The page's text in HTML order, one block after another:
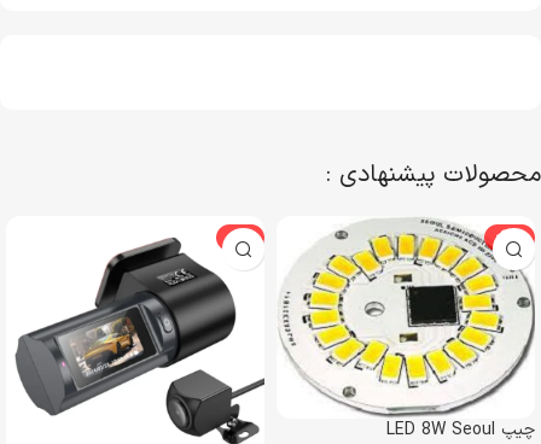
محصولات پیشنهادی :
-29%
چیپ LED 8W Seoul
-3%